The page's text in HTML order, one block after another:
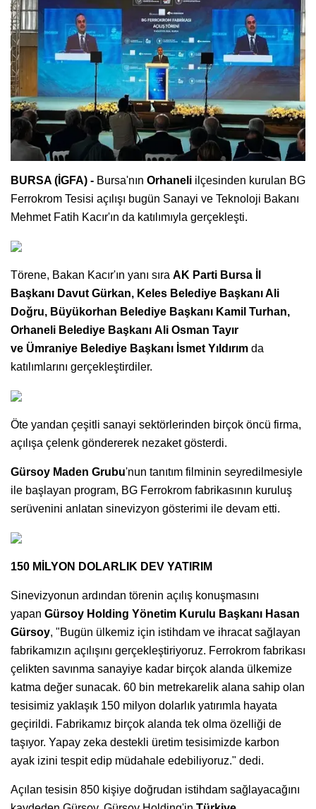
BURSA (İGFA) - Bursa'nın Orhaneli ilçesinden kurulan BG
Ferrokrom Tesisi açılışı bugün Sanayi ve Teknoloji Bakanı
Mehmet Fatih Kacır'ın da katılımıyla gerçekleşti.
Törene, Bakan Kacır'ın yanı sıra AK Parti Bursa İl
Başkanı Davut Gürkan, Keles Belediye Başkanı Ali
Doğru, Büyükorhan Belediye Başkanı Kamil Turhan,
Orhaneli Belediye Başkanı Ali Osman Tayır
ve Ümraniye Belediye Başkanı İsmet Yıldırım da
katılımlarını gerçekleştirdiler.
Öte yandan çeşitli sanayi sektörlerinden birçok öncü firma,
açılışa çelenk göndererek nezaket gösterdi.
Gürsoy Maden Grubu'nun tanıtım filminin seyredilmesiyle
ile başlayan program, BG Ferrokrom fabrikasının kuruluş
serüvenini anlatan sinevizyon gösterimi ile devam etti.
150 MİLYON DOLARLIK DEV YATIRIM
Sinevizyonun ardından törenin açılış konuşmasını
yapan Gürsoy Holding Yönetim Kurulu Başkanı Hasan
Gürsoy, "Bugün ülkemiz için istihdam ve ihracat sağlayan
fabrikamızın açılışını gerçekleştiriyoruz. Ferrokrom fabrikası
çelikten savınma sanayiye kadar birçok alanda ülkemize
katma değer sunacak. 60 bin metrekarelik alana sahip olan
tesisimiz yaklaşık 150 milyon dolarlık yatırımla hayata
geçirildi. Fabrikamız birçok alanda tek olma özelliği de
taşıyor. Yapay zeka destekli üretim tesisimizde karbon
ayak izini tespit edip müdahale edebiliyoruz." dedi.
Açılan tesisin 850 kişiye doğrudan istihdam sağlayacağını